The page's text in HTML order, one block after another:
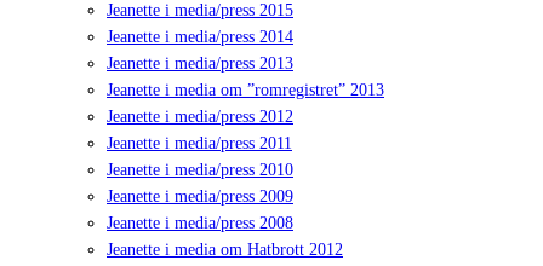
Jeanette i media/press 2015
Jeanette i media/press 2014
Jeanette i media/press 2013
Jeanette i media om ”romregistret” 2013
Jeanette i media/press 2012
Jeanette i media/press 2011
Jeanette i media/press 2010
Jeanette i media/press 2009
Jeanette i media/press 2008
Jeanette i media om Hatbrott 2012